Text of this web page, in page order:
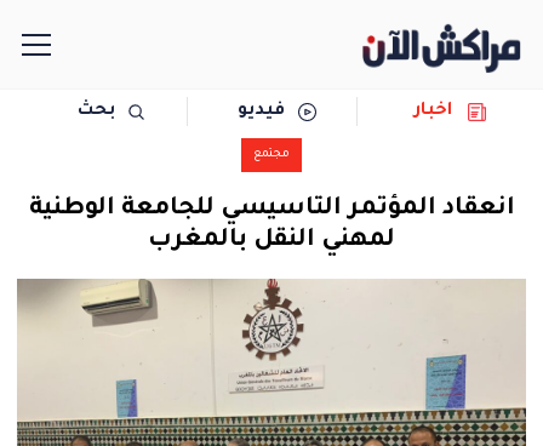
مجتمع
حوادث
دولية
اخبار فيديو بحث
مجتمع
انعقاد المؤتمر التاسيسي للجامعة الوطنية
لمهني النقل بالمغرب